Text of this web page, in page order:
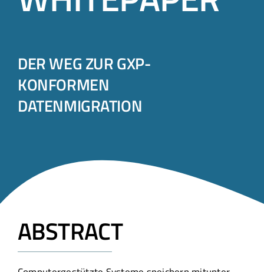
DER WEG ZUR GXP-
KONFORMEN
DATENMIGRATION
ABSTRACT